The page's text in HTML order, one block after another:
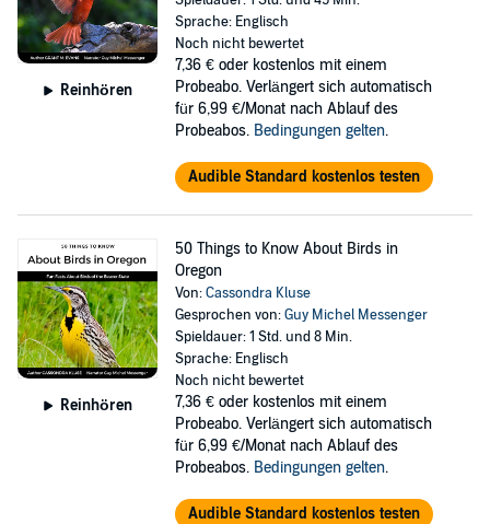
Reinhören
Sprache: Englisch
Noch nicht bewertet
7,36 € oder kostenlos mit einem
Probeabo. Verlängert sich automatisch
für 6,99 €/Monat nach Ablauf des
Probeabos. Bedingungen gelten.
Audible Standard kostenlos testen
Reinhören
50 Things to Know About Birds in
Oregon
Von:Cassondra Kluse
Gesprochen von:Guy Michel Messenger
Spieldauer: 1 Std. und 8 Min.
Sprache: Englisch
Noch nicht bewertet
7,36 € oder kostenlos mit einem
Probeabo. Verlängert sich automatisch
für 6,99 €/Monat nach Ablauf des
Probeabos. Bedingungen gelten.
Audible Standard kostenlos testen